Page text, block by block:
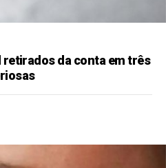
retirados da conta em três